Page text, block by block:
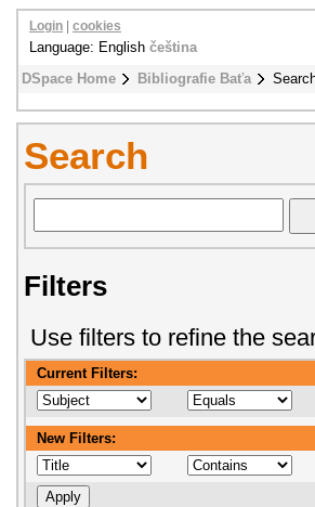
DSpace Home Bibliografie Baťa
Login cookies
Language: English čeština
Search
Filters
Use filters to refine the
Current Filters:
New Filters: